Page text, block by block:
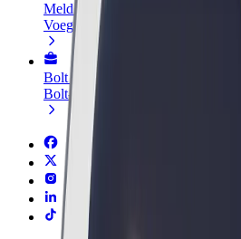
Meld je aan als Fleet-eigenaar
Voeg je fleet toe aan Bolt en
Bolt for Business
Bolt-producten en -services voor